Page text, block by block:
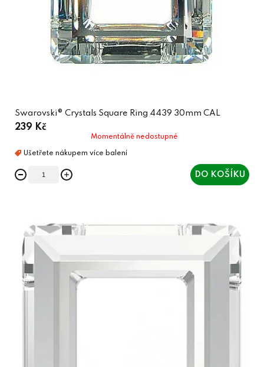
Swarovski® Crystals Square Ring 4439 30mm CAL
239 Kč
Momentálně nedostupné
DO KOŠÍKU